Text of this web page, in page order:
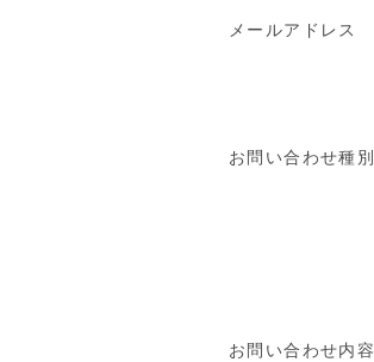
メールアドレス
お問い合わせ種別
お問い合わせ内容